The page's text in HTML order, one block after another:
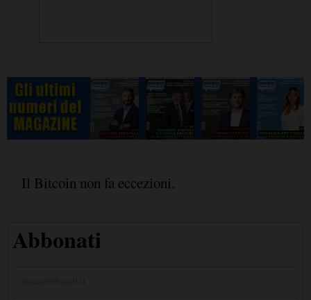
Il Bitcoin non fa eccezioni.